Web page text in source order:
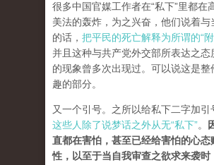
很多中国官媒工作者在“私下”里都在
美法的轰炸，为之兴奋，他们说着与
的话， 把平民的死亡解释为所谓的“
并且这种与共产党外交部所表达之态
的现象曾多次出现过。可以说这是整
趣的部分。
又一个引号。之所以给私下二字加引
这些人除了说梦话之外从无“私下”。
直都在害怕，甚至已经给害怕的心态
性，以至于当自我审查之欲求来袭时